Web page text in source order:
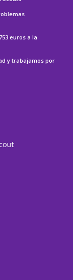
euros a la
y trabajamos por